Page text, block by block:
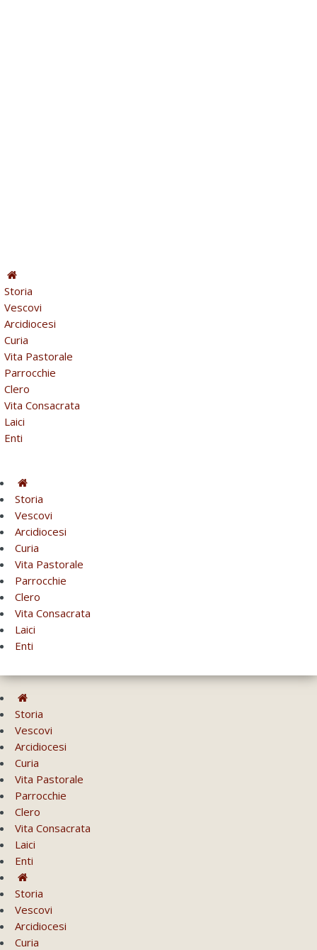
Storia
Vescovi
Arcidiocesi
Curia
Vita Pastorale
Parrocchie
Clero
Vita Consacrata
Laici
Enti
Storia
Vescovi
Arcidiocesi
Curia
Vita Pastorale
Parrocchie
Clero
Vita Consacrata
Laici
Enti
Storia
Vescovi
Arcidiocesi
Curia
Vita Pastorale
Parrocchie
Clero
Vita Consacrata
Laici
Enti
Storia
Vescovi
Arcidiocesi
Curia